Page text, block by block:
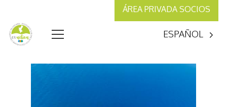
ÁREA PRIVADA SOCIOS
ESPAÑOL